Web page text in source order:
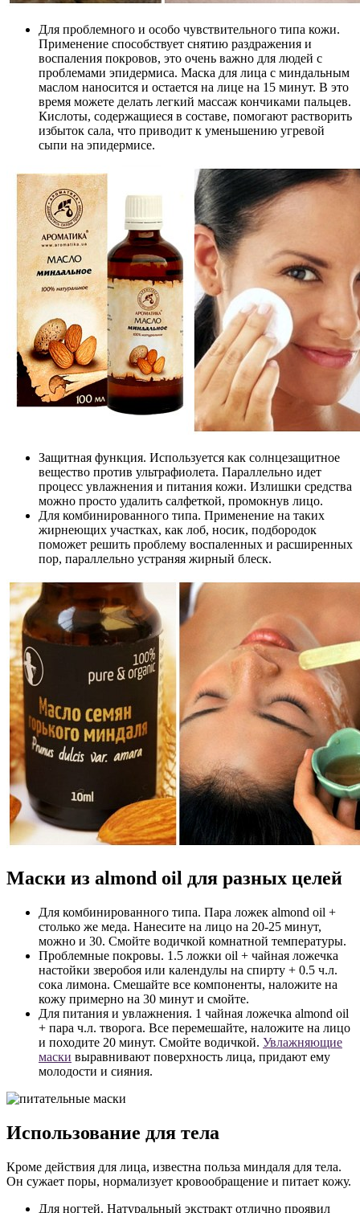
Для проблемного и особо чувствительного типа кожи.
Применение способствует снятию раздражения и
воспаления покровов, это очень важно для людей с
проблемами эпидермиса. Маска для лица с миндальным
маслом наносится и остается на лице на 15 минут. В это
время можете делать легкий массаж кончиками пальцев.
Кислоты, содержащиеся в составе, помогают растворить
избыток сала, что приводит к уменьшению угревой
сыпи на эпидермисе.
Защитная функция. Используется как солнцезащитное
вещество против ультрафиолета. Параллельно идет
процесс увлажнения и питания кожи. Излишки средства
можно просто удалить салфеткой, промокнув лицо.
Для комбинированного типа. Применение на таких
жирнеющих участках, как лоб, носик, подбородок
поможет решить проблему воспаленных и расширенных
пор, параллельно устраняя жирный блеск.
Маски из almond oil для разных целей
Для комбинированного типа. Пара ложек almond oil +
столько же меда. Нанесите на лицо на 20-25 минут,
можно и 30. Смойте водичкой комнатной температуры.
Проблемные покровы. 1.5 ложки oil + чайная ложечка
настойки зверобоя или календулы на спирту + 0.5 ч.л.
сока лимона. Смешайте все компоненты, наложите на
кожу примерно на 30 минут и смойте.
Для питания и увлажнения. 1 чайная ложечка almond oil
+ пара ч.л. творога. Все перемешайте, наложите на лицо
и походите 20 минут. Смойте водичкой. Увлажняющие
маски выравнивают поверхность лица, придают ему
молодости и сияния.
Использование для тела
Кроме действия для лица, известна польза миндаля для тела.
Он сужает поры, нормализует кровообращение и питает кожу.
Для ногтей. Натуральный экстракт отлично проявил